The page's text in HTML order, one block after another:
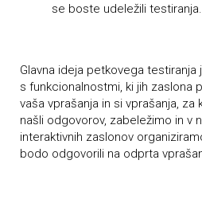
se boste udeležili testiranja.
Glavna ideja petkovega
s funkcionalnostmi, ki jih zaslona
vaša vprašanja in si vprašanja,
našli odgovorov, zabeležimo in v
interaktivnih zaslonov
bodo odgovorili na odprta